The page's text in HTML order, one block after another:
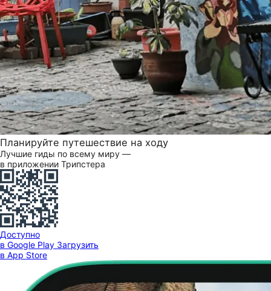
Планируйте путешествие на ходу
Лучшие гиды по всему миру —
в приложении Трипстера
Доступно
в Google Play Загрузить
в App Store